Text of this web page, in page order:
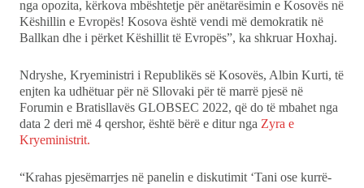
nga opozita, kërkova mbështetje për anëtarësimin e Kosovës në
Këshillin e Evropës! Kosova është vendi më demokratik në
Ballkan dhe i përket Këshillit të Evropës”, ka shkruar Hoxhaj.
Ndryshe, Kryeministri i Republikës së Kosovës, Albin Kurti, të
enjten ka udhëtuar për në Sllovaki për të marrë pjesë në
Forumin e Bratisllavës GLOBSEC 2022, që do të mbahet nga
data 2 deri më 4 qershor, është bërë e ditur nga Zyra e
Kryeministrit.
“Krahas pjesëmarrjes në panelin e diskutimit ‘Tani ose kurrë-